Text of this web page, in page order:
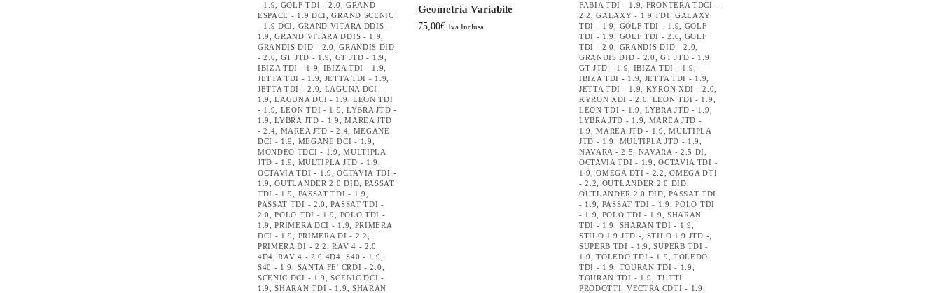
- 1.9
GOLF TDI - 2.0
GRAND
ESPACE - 1.9 DCI
,GRAND SCENIC
- 1.9 DCI
GRAND VITARA DDIS -
1.9
,GRAND VITARA DDIS - 1.9
GRANDIS DID - 2.0
,GRANDIS DID
- 2.0
GT JTD - 1.9 GT JTD - 1.9
IBIZA TDI - 1.9
IBIZA TDI - 1.9
JETTA TDI - 1.9
JETTA TDI - 1.9
JETTA TDI - 2.0
LAGUNA DCI -
1.9
,LAGUNA DCI - 1.9
LEON TDI
- 1.9
LEON TDI - 1.9
LYBRA JTD -
1.9
,LYBRA JTD - 1.9 ,MAREA JTD
- 2.4
MAREA JTD - 2.4
MEGANE
DCI - 1.9
MEGANE DCI - 1.9
MONDEO TDCI - 1.9
,MULTIPLA
JTD - 1.9
MULTIPLA JTD - 1.9
OCTAVIA TDI - 1.9
,OCTAVIA TDI -
1.9
,OUTLANDER 2.0 DID
PASSAT
TDI - 1.9
PASSAT TDI - 1.9
PASSAT TDI - 2.0
,PASSAT TDI -
2.0
,POLO TDI - 1.9
POLO TDI -
1.9
,PRIMERA DCI - 1.9
PRIMERA
DCI - 1.9
PRIMERA DI - 2.2
PRIMERA DI - 2.2
,RAV 4 - 2.0
4D4 ,RAV 4 - 2.0 4D4 ,S40 - 1.9
S40 - 1.9
SANTA FE' CRDI - 2.0
SCENIC DCI - 1.9
,SCENIC DCI -
1.9
,SHARAN TDI - 1.9
SHARAN
Geometria Variabile
75,00€ Iva Inclusa
FABIA TDI - 1.9
FRONTERA TDCI -
2.2
,GALAXY - 1.9 TDI
GALAXY
TDI - 1.9
GOLF TDI - 1.9
GOLF
TDI - 1.9
GOLF TDI - 2.0
GOLF
TDI - 2.0
GRANDIS DID - 2.0
GRANDIS DID - 2.0
,GT JTD - 1.9
GT JTD - 1.9
IBIZA TDI - 1.9
IBIZA TDI - 1.9
JETTA TDI - 1.9
JETTA TDI - 1.9
KYRON XDI - 2.0
KYRON XDI - 2.0
LEON TDI - 1.9
LEON TDI - 1.9
,LYBRA JTD - 1.9
LYBRA JTD - 1.9
MAREA JTD -
1.9
,MAREA JTD - 1.9 ,MULTIPLA
JTD - 1.9
MULTIPLA JTD - 1.9
NAVARA - 2.5
NAVARA - 2.5 DI
OCTAVIA TDI - 1.9
,OCTAVIA TDI -
1.9
,OMEGA DTI - 2.2 ,OMEGA DTI
- 2.2
OUTLANDER 2.0 DID
OUTLANDER 2.0 DID ,PASSAT TDI
- 1.9
PASSAT TDI - 1.9 ,POLO TDI
- 1.9
POLO TDI - 1.9
SHARAN
TDI - 1.9
SHARAN TDI - 1.9
STILO 1.9 JTD -
STILO 1.9 JTD -
SUPERB TDI - 1.9
,SUPERB TDI -
1.9
,TOLEDO TDI - 1.9
TOLEDO
TDI - 1.9
TOURAN TDI - 1.9
TOURAN TDI - 1.9
,TUTTI
PRODOTTI
VECTRA CDTI - 1.9